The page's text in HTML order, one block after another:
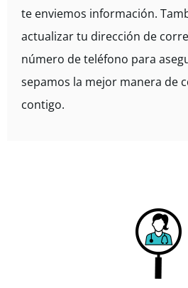
te enviemos información.
actualizar tu dirección de
número de teléfono para
sepamos la mejor manera de
contigo.